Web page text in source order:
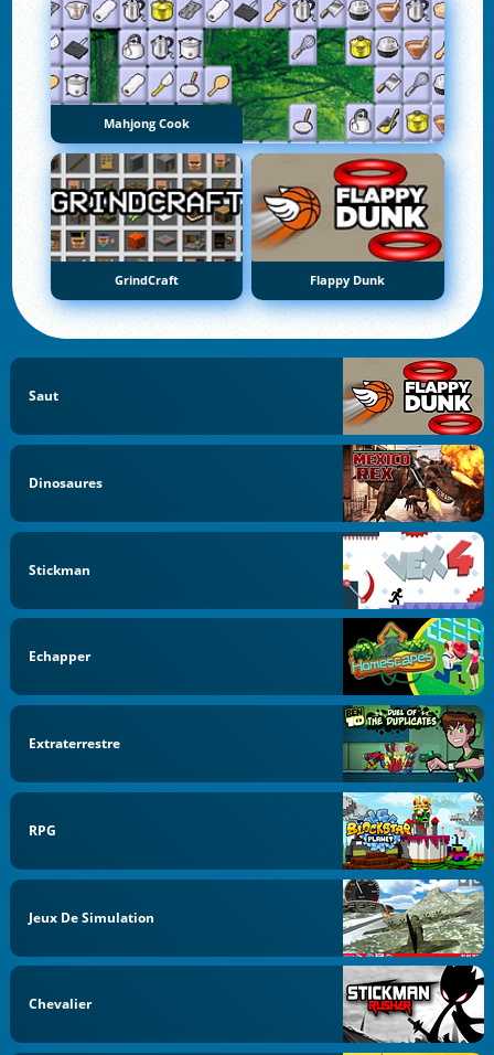
Mahjong Cook
GrindCraft Flappy Dunk
Saut
Dinosaures
Stickman
Echapper
Extraterrestre
RPG
Jeux De Simulation
Chevalier